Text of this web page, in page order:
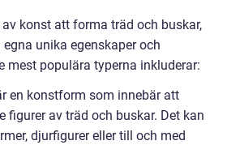
konst att forma träd och buskar,
unika egenskaper och
mest populära typerna inkluderar:
en konstform som innebär att
figurer av träd och buskar. Det kan
djurfigurer eller till och med